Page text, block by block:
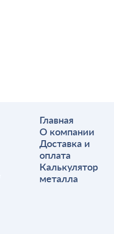
Главная
О компании
Доставка и
оплата
Калькулятор
металла